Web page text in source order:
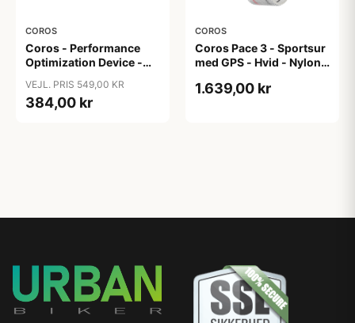
COROS
Coros - Performance
Optimization Device -
Coros Ure
VEJL. PRIS 549,00 KR
384,00 kr
COROS
Coros Pace 3 - Sportsur
med GPS - Hvid - Nylon
1.639,00 kr